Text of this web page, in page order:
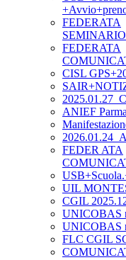
FEDERATA
FEDERATA
CISL
ANIEF
FEDER ATA
UIL
CGIL
UNICOBAS
UNICOBAS
FLC CGIL